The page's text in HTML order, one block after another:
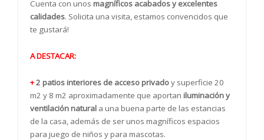
Cuenta con unos magníficos acabados y excelentes
calidades. Solicita una visita, estamos convencidos que
te gustará!
A DESTACAR:
+2 patios interiores de acceso privadoy superficie 20
m2 y 8 m2 aproximadamente que aportan iluminación y
ventilación natural a una buena parte de las estancias
de la casa, además de ser unos magníficos espacios
para juego de niños y para mascotas.